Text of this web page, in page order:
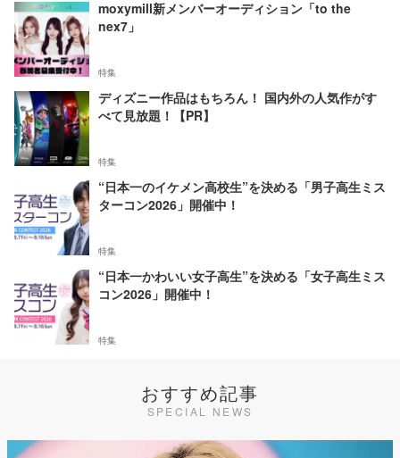
moxymill新メンバーオーディション「to the
nex7」
特集
ディズニー作品はもちろん！ 国内外の人気作がす
べて見放題！【PR】
特集
“日本一のイケメン高校生”を決める「男子高生ミス
ターコン2026」開催中！
特集
“日本一かわいい女子高生”を決める「女子高生ミス
コン2026」開催中！
特集
おすすめ記事
SPECIAL NEWS